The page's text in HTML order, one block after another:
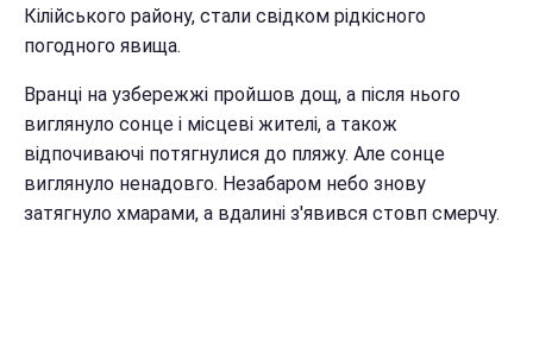
Кілійського району, стали свідком рідкісного
погодного явища.
Вранці на узбережжі пройшов дощ, а після нього
виглянуло сонце і місцеві жителі, а також
відпочиваючі потягнулися до пляжу. Але сонце
виглянуло ненадовго. Незабаром небо знову
затягнуло хмарами, а вдалині з'явився стовп смерчу.